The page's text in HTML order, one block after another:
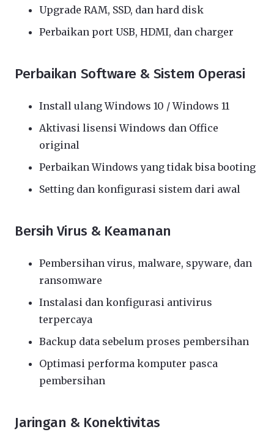
Upgrade RAM, SSD, dan hard disk
Perbaikan port USB, HDMI, dan charger
Perbaikan Software & Sistem Operasi
Install ulang Windows 10 / Windows 11
Aktivasi lisensi Windows dan Office
original
Perbaikan Windows yang tidak bisa booting
Setting dan konfigurasi sistem dari awal
Bersih Virus & Keamanan
Pembersihan virus, malware, spyware, dan
ransomware
Instalasi dan konfigurasi antivirus
terpercaya
Backup data sebelum proses pembersihan
Optimasi performa komputer pasca
pembersihan
Jaringan & Konektivitas